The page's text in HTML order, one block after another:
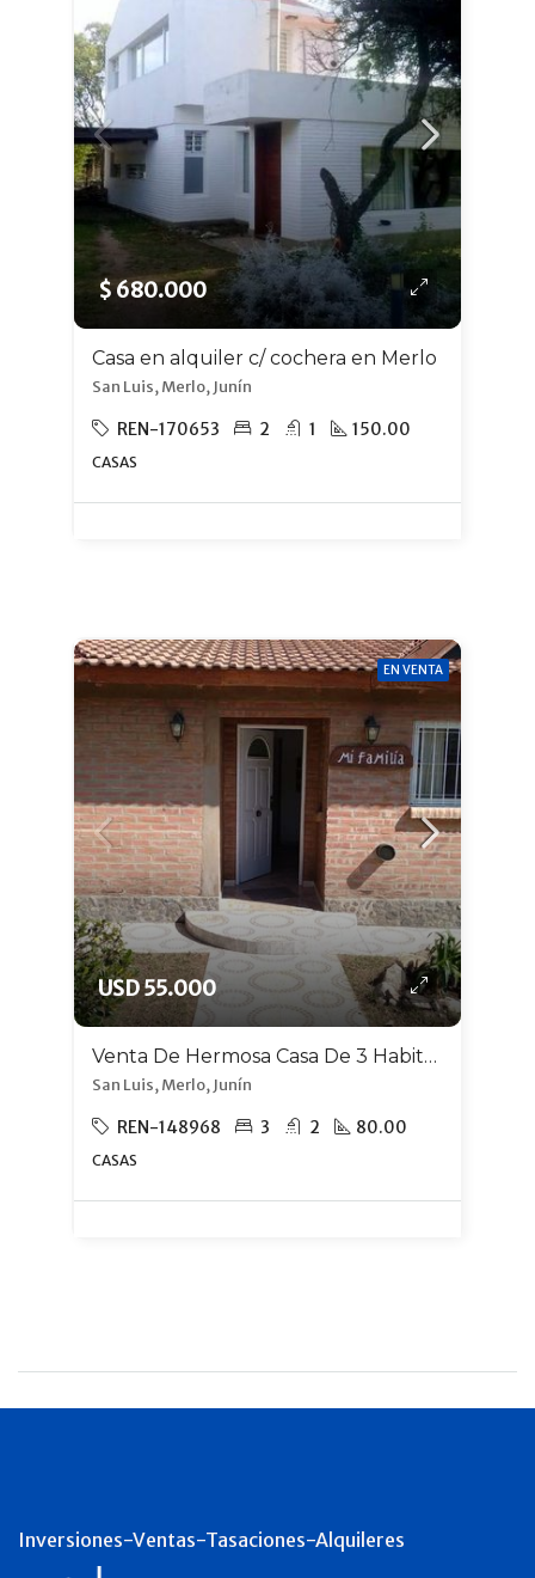
$ 680.000
Casa en alquiler c/ cochera en Merlo
San Luis, Merlo, Junín
REN-170653 2 1 150.00
CASAS
EN VENTA
USD 55.000
Venta De Hermosa Casa De 3 Habitaciones En Merlo, A 8 Cuadras Del Centro.
San Luis, Merlo, Junín
REN-148968 3 2 80.00
CASAS
Inversiones-Ventas-Tasaciones-Alquileres